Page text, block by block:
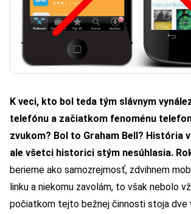
K veci, kto bol teda tým slávnym
telefónu a začiatkom fenoménu
zvukom? Bol to Graham Bell? História
ale všetci historici stým nesúhlasia.
berieme ako samozrejmosť, zdvihnem
linku a niekomu zavolám, to však nebolo
počiatkom tejto bežnej činnosti stoja dve